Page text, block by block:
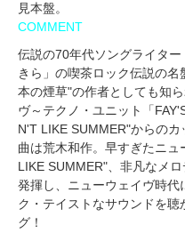
見本盤。
COMMENT
伝説の70年代ソングライタ
きら」の喫茶ロック伝説の
本の煙草"の作者としても知
ヴ～テクノ・ユニット「
N'T LIKE SUMMER"からの
曲は荒木和作。早すぎたニ
LIKE SUMMER"、非凡なメ
発揮し、ニューウェイヴ時代
ク・テイストなサウンドを
グ！